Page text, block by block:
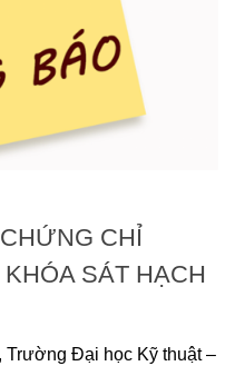
CHỈ
SÁT HẠCH
Trường Đại học Kỹ thuật –